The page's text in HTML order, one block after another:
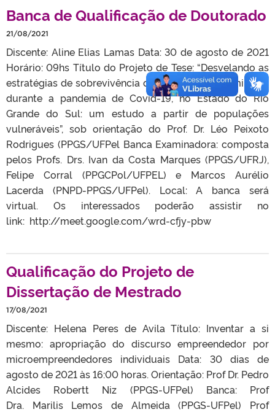
Banca de Qualificação de Doutorado
21/08/2021
Discente: Aline Elias Lamas Data: 30 de agosto de 2021
Horário: 09hs Título do Projeto de Tese: “Desvelando as
estratégias de sobrevivência de grupamentos familiares
durante a pandemia de Covid-19, no Estado do Rio
Grande do Sul: um estudo a partir de populações
vulneráveis”, sob orientação do Prof. Dr. Léo Peixoto
Rodrigues (PPGS/UFPel Banca Examinadora: composta
pelos Profs. Drs. Ivan da Costa Marques (PPGS/UFRJ),
Felipe Corral (PPGCPol/UFPEL) e Marcos Aurélio
Lacerda (PNPD-PPGS/UFPel). Local: A banca será
virtual. Os interessados poderão assistir no
link: http://meet.google.com/wrd-cfjy-pbw
Qualificação do Projeto de
Dissertação de Mestrado
17/08/2021
Discente: Helena Peres de Avila Título: Inventar a si
mesmo: apropriação do discurso empreendedor por
microempreendedores individuais Data: 30 dias de
agosto de 2021 às 16:00 horas. Orientação: Prof Dr. Pedro
Alcides Robertt Niz (PPGS-UFPel) Banca: Prof
Dra. Marilis Lemos de Almeida (PPGS-UFPel) Prof